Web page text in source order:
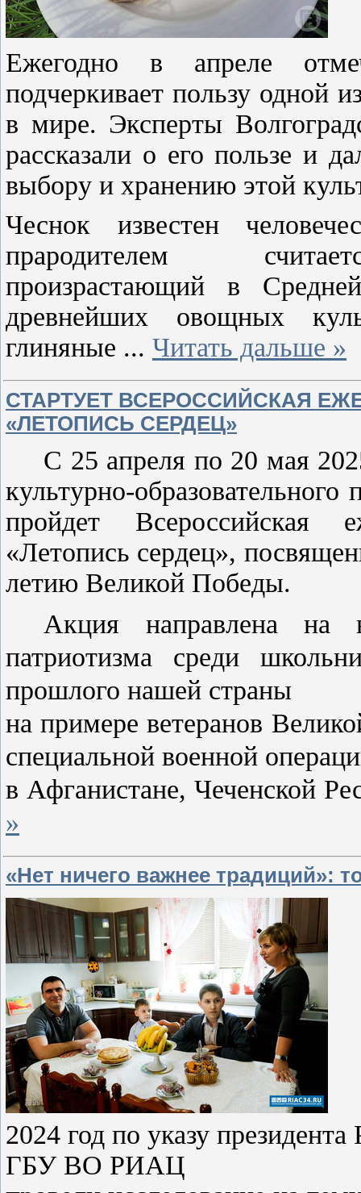
Ежегодно в апреле
подчеркивает пользу одной
в мире. Эксперты
рассказали о его пользе и
выбору и хранению этой
Чеснок известен
прародителем
произрастающий в
древнейших овощных
глиняные ... Читать дальше »
СТАРТУЕТ ВСЕРОССИЙСКАЯ
«ЛЕТОПИСЬ СЕРДЕЦ»
С 25 апреля по 20 мая
культурно-
пройдет Всероссийская
«Летопись сердец»,
летию Великой Победы.
Акция направлена на
патриотизма среди
прошлого нашей страны
на примере ветеранов
специальной военной
в Афганистане, Чеченской
»
«Нет ничего важнее традиций»:
2024 год по указу
ГБУ ВО РИАЦ